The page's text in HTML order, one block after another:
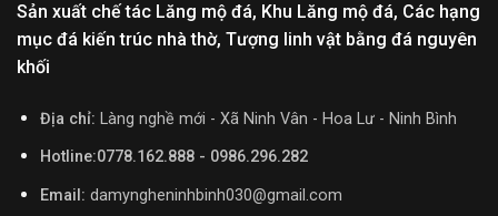
Sản xuất chế tác Lăng mộ đá, Khu Lăng mộ đá, Các hạng
mục đá kiến trúc nhà thờ, Tượng linh vật bằng đá nguyên
khối
Địa chỉ: Làng nghề mới - Xã Ninh Vân - Hoa Lư - Ninh Bình
Hotline:0778.162.888 - 0986.296.282
Email: damyngheninhbinh030@gmail.com